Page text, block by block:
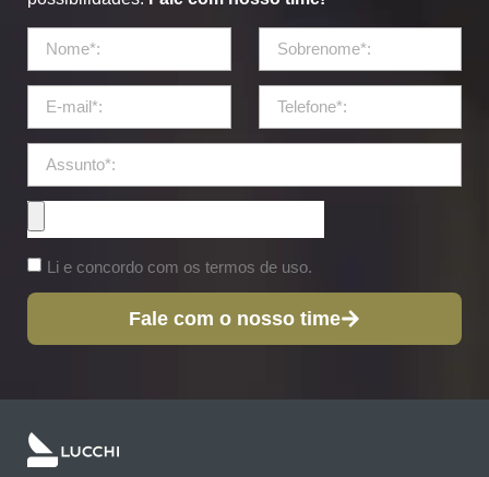
Li e concordo com os termos de uso.
Fale com o nosso time